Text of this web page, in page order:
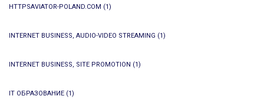
HTTPSAVIATOR-POLAND.COM (1)
INTERNET BUSINESS, AUDIO-VIDEO STREAMING (1)
INTERNET BUSINESS, SITE PROMOTION (1)
IT ОБРАЗОВАНИЕ (1)